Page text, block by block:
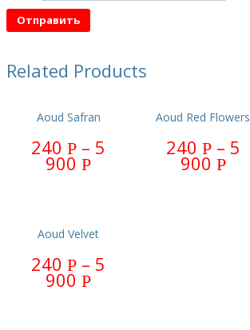
Related Products
Aoud Safran
240Р – 5
900Р
Aoud Red Flowers
240 Р– 5
900 Р
Aoud Velvet
240Р – 5
900Р